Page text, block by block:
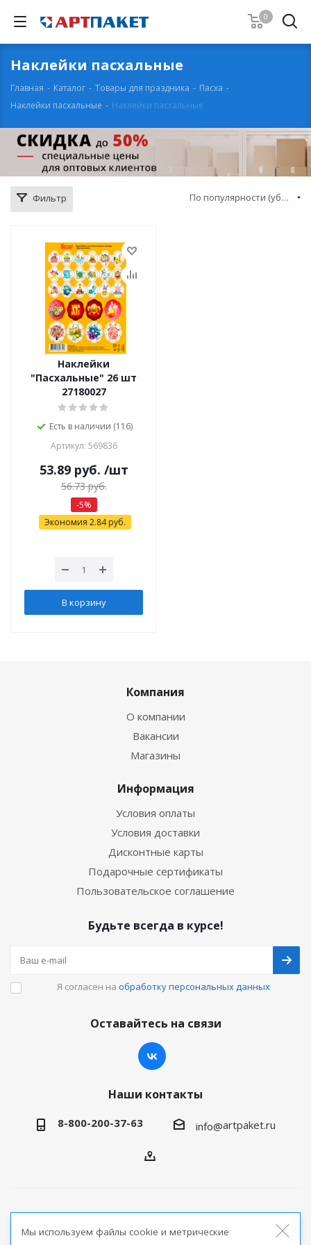
0
Наклейки пасхальные
Главная - Каталог - Товары для праздника - Пасха -
Наклейки пасхальные - Наклейки пасхальные
Фильтр По популярности (убывание)
Наклейки
"Пасхальные" 26 шт
27180027
Есть в наличии (116)
Артикул: 569836
53.89руб. /шт
56.73руб.
-5%
Экономия 2.84руб.
В корзину
Компания
О компании
Вакансии
Магазины
Информация
Условия оплаты
Условия доставки
Дисконтные карты
Подарочные сертификаты
Пользовательское соглашение
Будьте всегда в курсе!
Я согласен на обработку персональных данных
Оставайтесь на связи
Наши контакты
8-800-200-37-63 info@artpaket.ru
продукции
Мы используем файлы cookie и метрические